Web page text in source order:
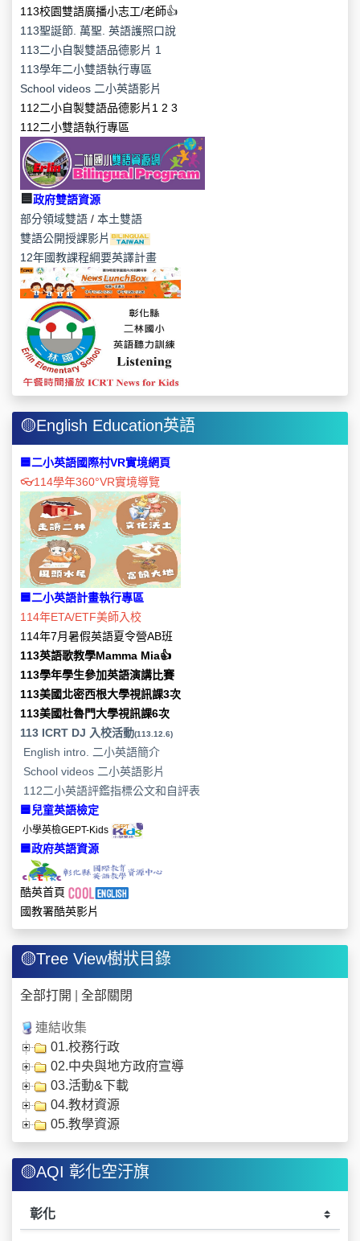
113校園雙語廣播小志工/老師👍
113聖誕節. 萬聖. 英語護照口說
113二小自製雙語品德影片 1
113學年二小雙語執行專區
School videos 二小英語影片
112二小自製雙語品德影片 1 2 3
112二小雙語執行專區
🟦政府雙語資源
部分領域雙語 / 本土雙語
雙語公開授課影片
12年國教課程綱要英譯計畫
🟡English Education英語
🟦二小英語國際村VR實境網頁
👓114學年360°VR實境導覽
🟦二小英語計畫執行專區
114年ETA/ETF美師入校
114年7月暑假英語夏令營AB班
113英語歌教學Mamma Mia👍
113學年學生參加英語演講比賽
113美國北密西根大學視訊課3次
113美國杜魯門大學視訊課6次
113 ICRT DJ 入校活動(113.12.6)
English intro. 二小英語簡介
School videos 二小英語影片
112二小英語評鑑指標公文和自評表
🟦 兒童英語檢定
小學英檢GEPT-Kids
🟦政府英語資源
酷英首頁
國教署酷英影片
🟡Tree View樹狀目錄
全部打開 全部關閉
連結收集
01.校務行政
02.中央與地方政府宣導
03.活動&下載
04.教材資源
05.教學資源
🟡AQI 彰化空汙旗